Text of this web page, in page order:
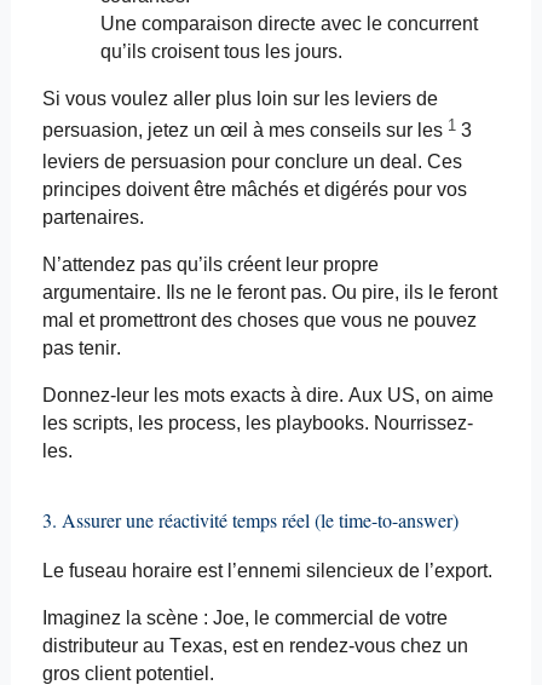
Une comparaison directe avec le concurrent
qu’ils croisent tous les jours.
Si vous voulez aller plus loin sur les leviers de
persuasion, jetez un œil à mes conseils sur les 13
leviers de persuasion pour conclure un deal. Ces
principes doivent être mâchés et digérés pour vos
partenaires.
N’attendez pas qu’ils créent leur propre
argumentaire. Ils ne le feront pas. Ou pire, ils le feront
mal et promettront des choses que vous ne pouvez
pas tenir.
Donnez-leur les mots exacts à dire. Aux US, on aime
les scripts, les process, les playbooks. Nourrissez-
les.
3. Assurer une réactivité temps réel (le time-to-answer)
Le fuseau horaire est l’ennemi silencieux de l’export.
Imaginez la scène : Joe, le commercial de votre
distributeur au Texas, est en rendez-vous chez un
gros client potentiel.